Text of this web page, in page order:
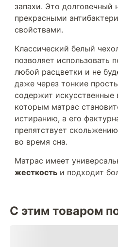
запахи. Это долговечный
прекрасными
свойствами.
Классический белый
позволяет использовать
любой расцветки и не
даже через тонкие
содержит искусственные
которым матрас
истиранию, а его
препятствует
во время сна.
Матрас имеет
жесткость и подходит
С этим товаром